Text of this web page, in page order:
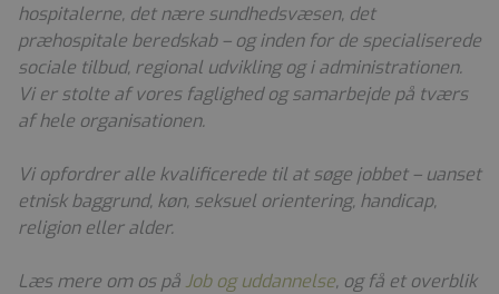
hospitalerne, det nære sundhedsvæsen, det
præhospitale beredskab – og inden for de specialiserede
sociale tilbud, regional udvikling og i administrationen.
Vi er stolte af vores faglighed og samarbejde på tværs
af hele organisationen.
Vi opfordrer alle kvalificerede til at søge jobbet – uanset
etnisk baggrund, køn, seksuel orientering, handicap,
religion eller alder.
Læs mere om os på Job og uddannelse, og få et overblik